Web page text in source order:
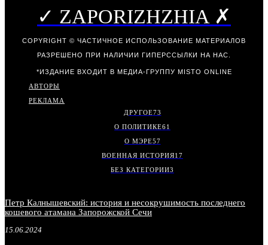
✓ ZAPORIZHZHIA ✗
COPYRIGHT © ЧАСТИЧНОЕ ИСПОЛЬЗОВАНИЕ МАТЕРИАЛОВ
РАЗРЕШЕНО ПРИ НАЛИЧИИ ГИПЕРССЫЛКИ НА НАС.
*ИЗДАНИЕ ВХОДИТ В МЕДИА-ГРУППУ MISTO ONLINE
АВТОРЫ
РЕКЛАМА
ДРУГОЕ73
О ПОЛИТИКЕ61
О МЭРЕ57
ВОЕННАЯ ИСТОРИЯ17
БЕЗ КАТЕГОРИИ3
Петр Калнышевский: история и несокрушимость последнего
кошевого атамана Запорожской Сечи
15.06.2024